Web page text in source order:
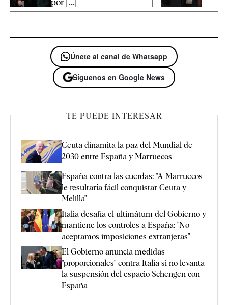
Únete al canal de Whatsapp
Síguenos en Google News
TE PUEDE INTERESAR
Ceuta dinamita la paz del Mundial de
2030 entre España y Marruecos
España contra las cuerdas: "A Marruecos
le resultaría fácil conquistar Ceuta y
Melilla"
Italia desafía el ultimátum del Gobierno y
mantiene los controles a España: "No
aceptamos imposiciones extranjeras"
El Gobierno anuncia medidas
"proporcionales" contra Italia si no levanta
la suspensión del espacio Schengen con
España